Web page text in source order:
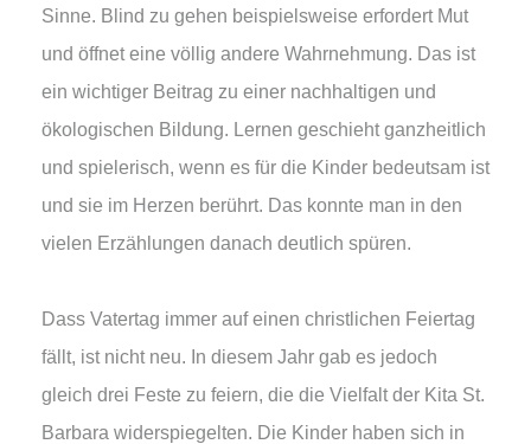
Sinne. Blind zu gehen beispielsweise erfordert Mut
und öffnet eine völlig andere Wahrnehmung. Das ist
ein wichtiger Beitrag zu einer nachhaltigen und
ökologischen Bildung. Lernen geschieht ganzheitlich
und spielerisch, wenn es für die Kinder bedeutsam ist
und sie im Herzen berührt. Das konnte man in den
vielen Erzählungen danach deutlich spüren.
Dass Vatertag immer auf einen christlichen Feiertag
fällt, ist nicht neu. In diesem Jahr gab es jedoch
gleich drei Feste zu feiern, die die Vielfalt der Kita St.
Barbara widerspiegelten. Die Kinder haben sich in